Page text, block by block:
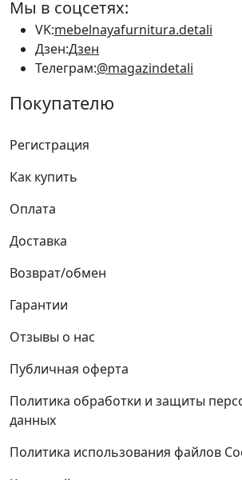
Мы в соцсетях:
VK:mebelnayafurnitura.detali
Дзен:Дзен
Телеграм:@magazindetali
Покупателю
Регистрация
Как купить
Оплата
Доставка
Возврат/обмен
Гарантии
Отзывы о нас
Публичная оферта
Политика обработки и защиты
данных
Политика использования файлов